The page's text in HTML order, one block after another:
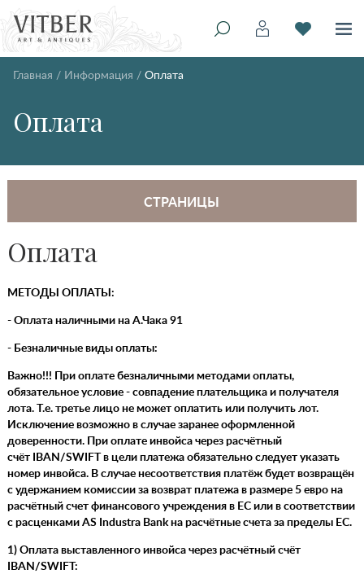
Главная / Информация / Оплата
Оплата
СТРАНИЦЫ
Оплата
МЕТОДЫ ОПЛАТЫ:
- Оплата наличными на А.Чака 91
- Безналичные виды оплаты:
Важно!!! При оплате безналичными методами оплаты,
обязательное условие - совпадение плательщика и получателя
лота. Т.е. третье лицо не может оплатить или получить лот.
Исключение возможно в случае заранее оформленной
доверенности. При оплате инвойса через расчётный
счёт IBAN/SWIFT в цели платежа обязательно следует указать
номер инвойса. В случае несоответствия платёж будет возвращён
с удержанием комиссии за возврат платежа в размере 5 евро на
расчётный счет финансового учреждения в ЕС или в соответствии
с расценками AS Industra Bank на расчётные счета за пределы ЕС.
1) Оплата выставленного инвойса через расчётный счёт
IBAN/SWIFT: